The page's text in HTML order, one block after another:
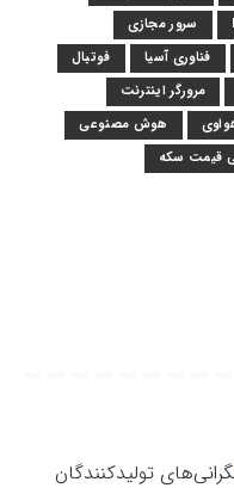
سرور مجازی
فناوری آسیا
فوتبال
مرورگر اینترنت
هوش مصنوعی
قیمت سکه